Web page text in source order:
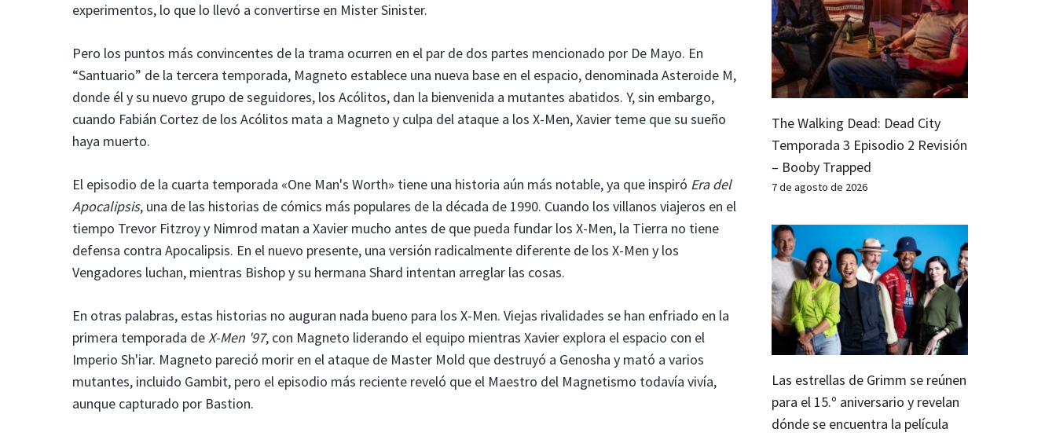
experimentos, lo que lo llevó a convertirse en Mister Sinister.
Pero los puntos más convincentes de la trama ocurren en el par de dos partes mencionado por De Mayo. En
“Santuario” de la tercera temporada, Magneto establece una nueva base en el espacio, denominada Asteroide M,
donde él y su nuevo grupo de seguidores, los Acólitos, dan la bienvenida a mutantes abatidos. Y, sin embargo,
cuando Fabián Cortez de los Acólitos mata a Magneto y culpa del ataque a los X-Men, Xavier teme que su sueño
haya muerto.
El episodio de la cuarta temporada «One Man's Worth» tiene una historia aún más notable, ya que inspiró Era del
Apocalipsis, una de las historias de cómics más populares de la década de 1990. Cuando los villanos viajeros en el
tiempo Trevor Fitzroy y Nimrod matan a Xavier mucho antes de que pueda fundar los X-Men, la Tierra no tiene
defensa contra Apocalipsis. En el nuevo presente, una versión radicalmente diferente de los X-Men y los
Vengadores luchan, mientras Bishop y su hermana Shard intentan arreglar las cosas.
En otras palabras, estas historias no auguran nada bueno para los X-Men. Viejas rivalidades se han enfriado en la
primera temporada deX-Men '97, con Magneto liderando el equipo mientras Xavier explora el espacio con el
Imperio Sh'iar. Magneto pareció morir en el ataque de Master Mold que destruyó a Genosha y mató a varios
mutantes, incluido Gambit, pero el episodio más reciente reveló que el Maestro del Magnetismo todavía vivía,
aunque capturado por Bastion.
The Walking Dead: Dead City
Temporada 3 Episodio 2 Revisión
– Booby Trapped
7 de agosto de 2026
Las estrellas de Grimm se reúnen
para el 15.º aniversario y revelan
dónde se encuentra la película